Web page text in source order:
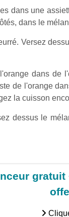
dans une
dans le
Versez
dans de
de l'orange
la cuisson
dessus le
gratuit